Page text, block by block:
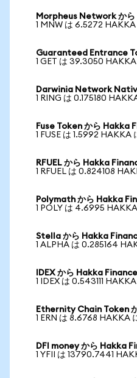
Morpheus Network か
1 MNW は 6.5272 HAKKA
Guaranteed Entrance
1 GET は 39.3050 HAKKA
Darwinia Network
1 RING は 0.175180
Fuse Token から Hakka
1 FUSE は 1.5992 HAKKA
RFUEL から Hakka
1 RFUEL は 0.824108
Polymath から Hakka
1 POLY は 4.6995
Stella から Hakka
1 ALPHA は 0.285164
IDEX から Hakka Finance
1 IDEX は 0.543111
Ethernity Chain Token
1 ERN は 8.6768 HAKKA
DFI money から Hakka
1 YFII は 13790.7441